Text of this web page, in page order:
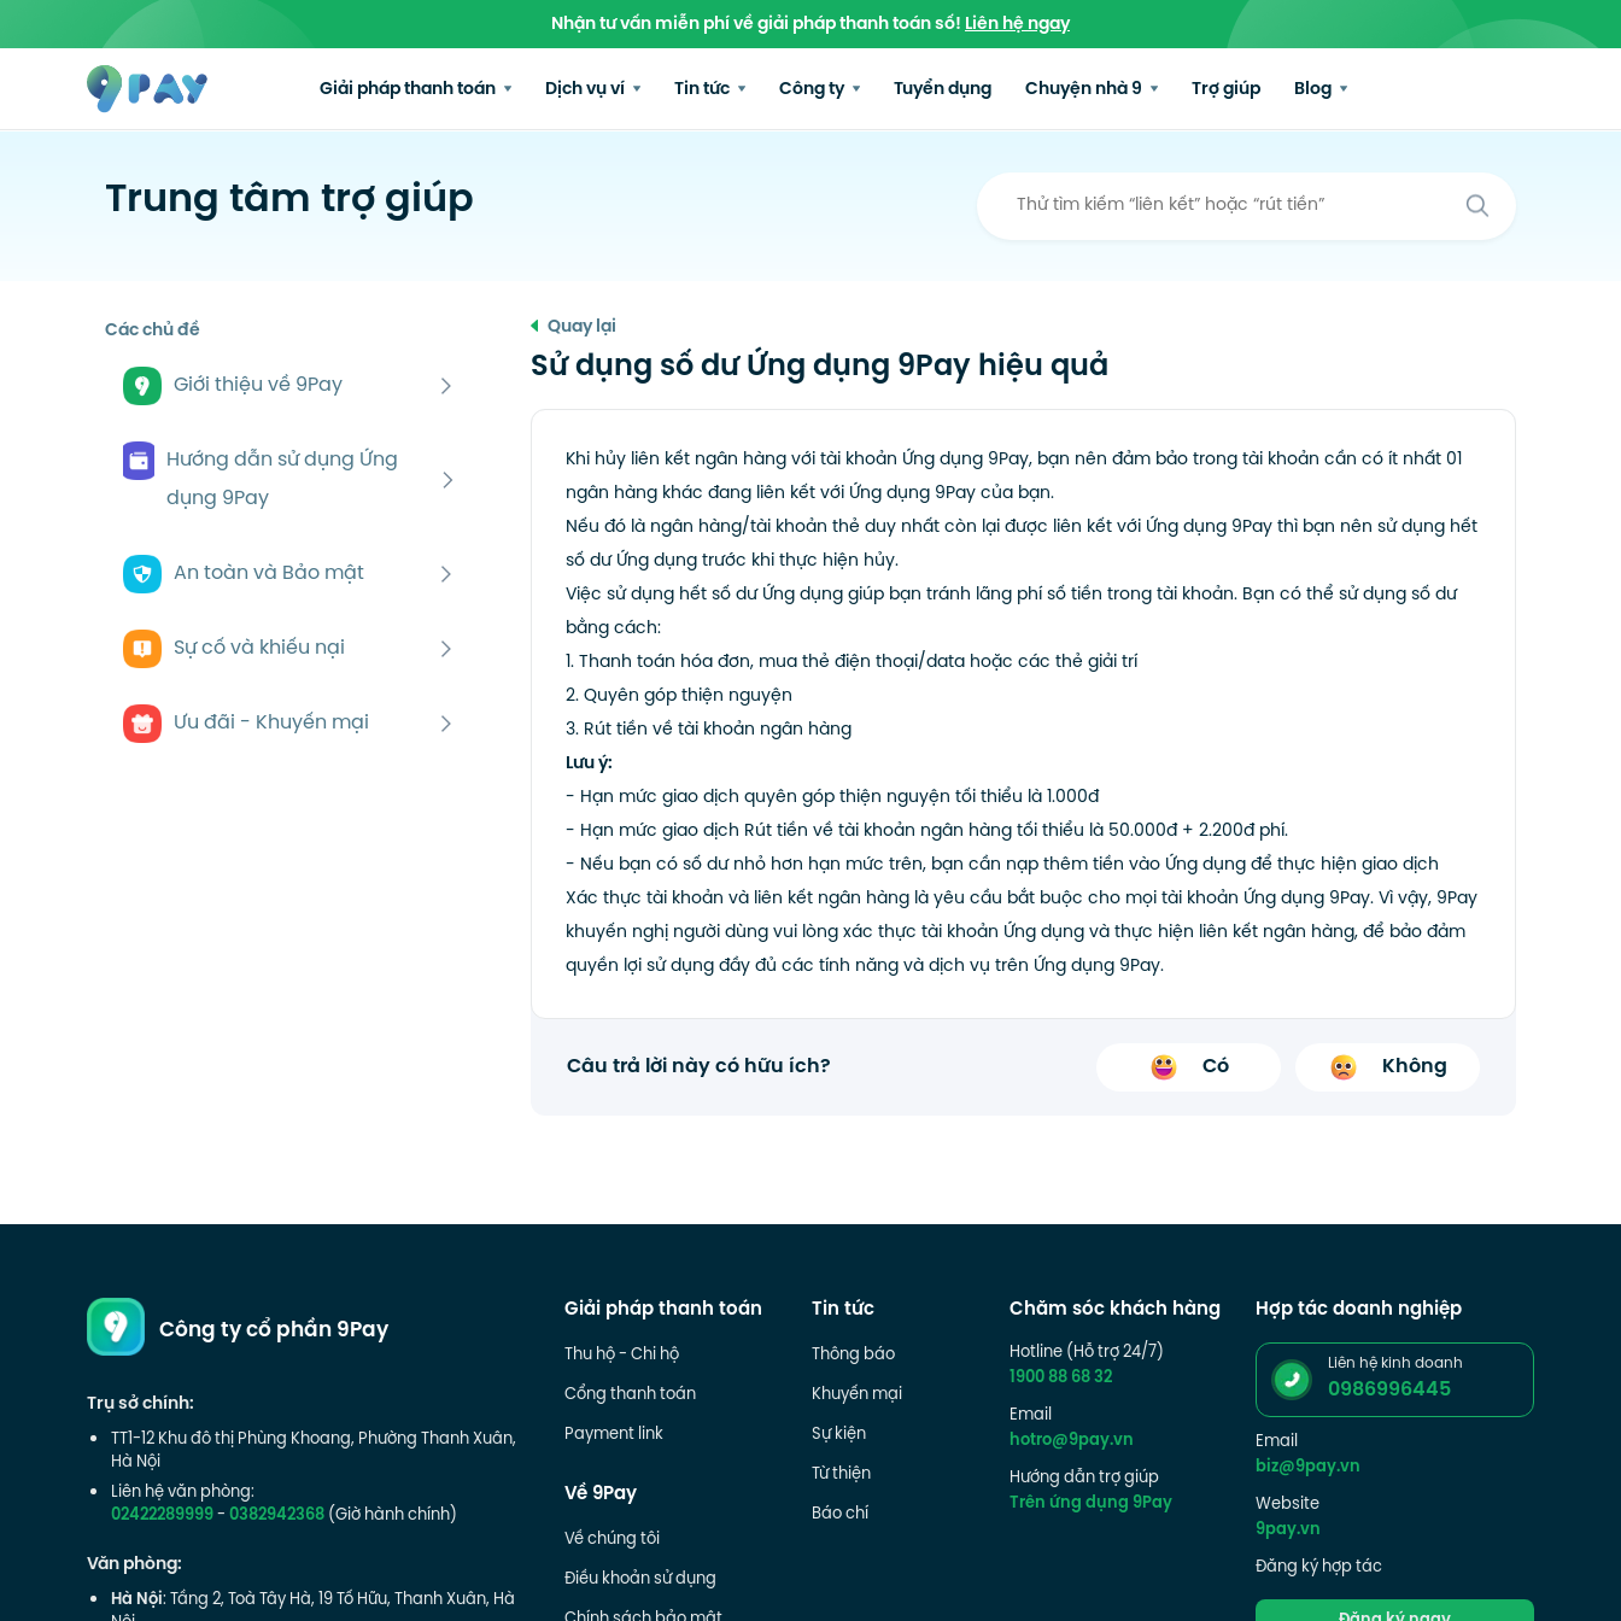
Nhận tư vấn miễn phí về giải pháp thanh toán số!Liên hệ ngay
Giải pháp thanh toán Dịch vụ ví Tin tức Công ty Tuyển dụng Chuyện nhà 9 Trợ giúp Blog
Trung tâm trợ giúp
Các chủ đề
Giới thiệu về 9Pay
Hướng dẫn sử dụng Ứng
dụng 9Pay
An toàn và Bảo mật
Sự cố và khiếu nại
Ưu đãi - Khuyến mại
Quay lại
Sử dụng số dư Ứng dụng 9Pay hiệu quả
Khi hủy liên kết ngân hàng với tài khoản Ứng dụng 9Pay, bạn nên đảm bảo trong tài khoản cần có ít nhất 01
ngân hàng khác đang liên kết với Ứng dụng 9Pay của bạn.
Nếu đó là ngân hàng/tài khoản thẻ duy nhất còn lại được liên kết với Ứng dụng 9Pay thì bạn nên sử dụng hết
số dư Ứng dụng trước khi thực hiện hủy.
Việc sử dụng hết số dư Ứng dụng giúp bạn tránh lãng phí số tiền trong tài khoản. Bạn có thể sử dụng số dư
bằng cách:
1. Thanh toán hóa đơn, mua thẻ điện thoại/data hoặc các thẻ giải trí
2. Quyên góp thiện nguyện
3. Rút tiền về tài khoản ngân hàng
Lưu ý:
- Hạn mức giao dịch quyên góp thiện nguyện tối thiểu là 1.000đ
- Hạn mức giao dịch Rút tiền về tài khoản ngân hàng tối thiểu là 50.000đ + 2.200đ phí.
- Nếu bạn có số dư nhỏ hơn hạn mức trên, bạn cần nạp thêm tiền vào Ứng dụng để thực hiện giao dịch
Xác thực tài khoản và liên kết ngân hàng là yêu cầu bắt buộc cho mọi tài khoản Ứng dụng 9Pay. Vì vậy, 9Pay
khuyến nghị người dùng vui lòng xác thực tài khoản Ứng dụng và thực hiện liên kết ngân hàng, để bảo đảm
quyền lợi sử dụng đầy đủ các tính năng và dịch vụ trên Ứng dụng 9Pay.
Câu trả lời này có hữu ích? Có Không
Công ty cổ phần 9Pay
Trụ sở chính:
TT1-12 Khu đô thị Phùng Khoang, Phường Thanh Xuân,
Hà Nội
Liên hệ văn phòng:
02422289999-0382942368(Giờ hành chính)
Văn phòng:
Hà Nội: Tầng 2, Toà Tây Hà, 19 Tố Hữu, Thanh Xuân, Hà
Giải pháp thanh toán
Thu hộ - Chi hộ
Cổng thanh toán
Payment link
Về 9Pay
Về chúng tôi
Điều khoản sử dụng
Tin tức
Thông báo
Khuyến mại
Sự kiện
Từ thiện
Báo chí
Chăm sóc khách hàng
Hotline (Hỗ trợ 24/7)
1900 88 68 32
Email
hotro@9pay.vn
Hướng dẫn trợ giúp
Trên ứng dụng 9Pay
Hợp tác doanh nghiệp
Liên hệ kinh doanh
0986996445
Email
biz@9pay.vn
Website
9pay.vn
Đăng ký hợp tác